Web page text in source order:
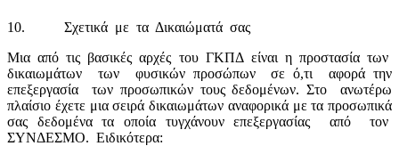
10. Σχετικά με τα Δικαιώματά σας
Μια από τις βασικές αρχές του ΓΚΠΔ είναι η προστασία των
δικαιωμάτων
των φυσικών προσώπων σε ό,τι
αφορά την
επεξεργασία
των προσωπικών τους δεδομένων. Στο
ανωτέρω
πλαίσιο έχετε μια σειρά δικαιωμάτων αναφορικά με τα προσωπικά
σας δεδομένα τα οποία τυγχάνουν επεξεργασίας
από
τον
ΣΥΝΔΕΣΜΟ. Ειδικότερα: